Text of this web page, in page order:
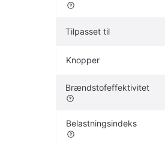
Tilpasset til
Knopper
Brændstofeffektivitet
Belastningsindeks